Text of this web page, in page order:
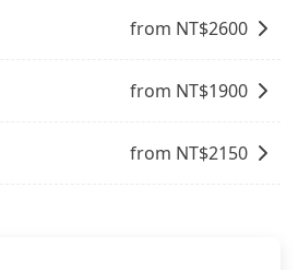
from NT$2600
from NT$1900
from NT$2150